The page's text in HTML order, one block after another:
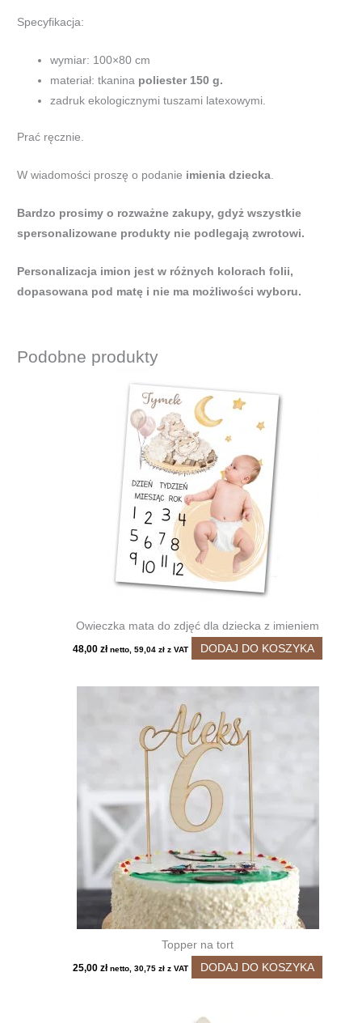
Specyfikacja:
wymiar: 100×80 cm
materiał: tkanina poliester 150 g.
zadruk ekologicznymi tuszami latexowymi.
Prać ręcznie.
W wiadomości proszę o podanie imienia dziecka.
Bardzo prosimy o rozważne zakupy, gdyż wszystkie
spersonalizowane produkty nie podlegają zwrotowi.
Personalizacja imion jest w różnych kolorach folii,
dopasowana pod matę i nie ma możliwości wyboru.
Podobne produkty
Owieczka mata do zdjęć dla dziecka z imieniem
48,00zł netto,59,04zł z VAT DODAJ DO KOSZYKA
Topper na tort
25,00zł netto,30,75zł z VAT DODAJ DO KOSZYKA